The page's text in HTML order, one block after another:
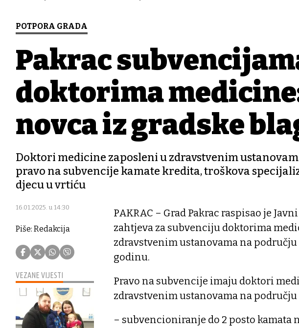
POTPORA GRADA
Pakrac
doktorima
novca iz gradske
Doktori medicine zaposleni u zdravstvenim
pravo na subvencije kamate kredita, troškova
djecu u vrtiću
16.01.2025. u 14:30
Piše: Redakcija
VEZANE VIJESTI
PAKRAC – Grad Pakrac raspisao je
zahtjeva za subvenciju doktorima
zdravstvenim ustanovama na području
godinu.
Pravo na subvencije imaju doktori
zdravstvenim ustanovama na području
– subvencioniranje do 2 posto kamata